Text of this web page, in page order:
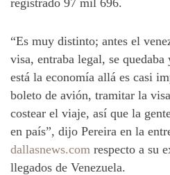
“Es muy distinto; antes el
visa, entraba legal, se
está la economía allá es casi
boleto de avión, tramitar la
costear el viaje, así que la
en país”, dijo Pereira en la
dallasnews.com respecto a su
llegados de Venezuela.